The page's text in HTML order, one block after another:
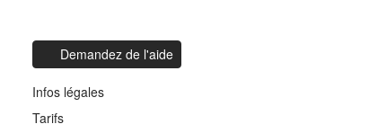
Demandez de l'aide
Infos légales
Tarifs